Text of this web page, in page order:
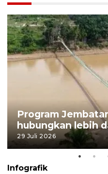
Program
hubungkan lebih
29 Juli 2026
Infografik